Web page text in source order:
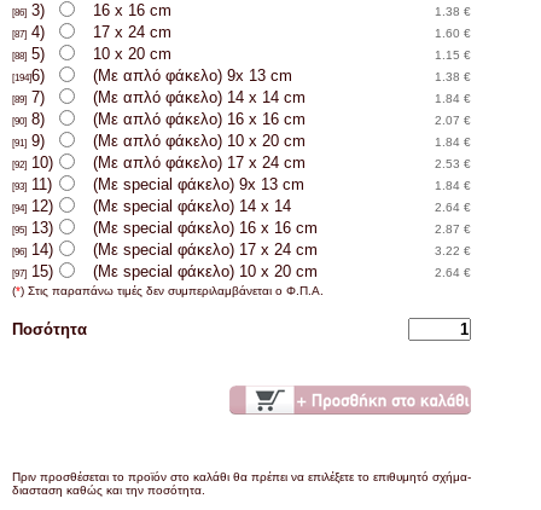
[86] 3) 16 x 16 cm 1.38 €
[87] 4) 17 x 24 cm 1.60 €
[88] 5) 10 x 20 cm 1.15 €
[194]6) (Με απλό φάκελο) 9x 13 cm 1.38 €
[89] 7) (Με απλό φάκελο) 14 x 14 cm 1.84 €
[90] 8) (Με απλό φάκελο) 16 x 16 cm 2.07 €
[91] 9) (Με απλό φάκελο) 10 x 20 cm 1.84 €
[92] 10) (Με απλό φάκελο) 17 x 24 cm 2.53 €
[93] 11) (Με special φάκελο) 9x 13 cm 1.84 €
[94] 12) (Με special φάκελο) 14 x 14 2.64 €
[95] 13) (Με special φάκελο) 16 x 16 cm 2.87 €
[96] 14) (Με special φάκελο) 17 x 24 cm 3.22 €
[97] 15) (Με special φάκελο) 10 x 20 cm
2.64 €
(*) Στις παραπάνω τιμές δεν συμπεριλαμβάνεται ο Φ.Π.Α.
Ποσότητα
Πριν προσθέσεται το προϊόν στο καλάθι θα πρέπει να επιλέξετε το επιθυμητό σχήμα-
διασταση καθώς και την ποσότητα.